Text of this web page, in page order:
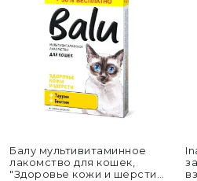
Балу мультивитаминное
лакомство для кошек,
"Здоровье кожи и шерсти"